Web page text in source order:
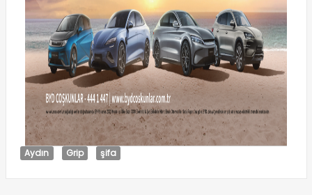
Aydın Grip şifa